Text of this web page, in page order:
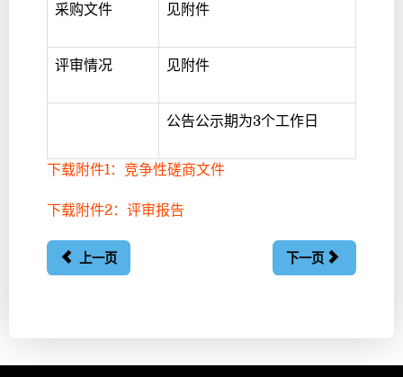
采购文件 见附件
评审情况 见附件
公告公示期为3个工作日
下载附件1：竞争性磋商文件
下载附件2：评审报告
上一页 下一页